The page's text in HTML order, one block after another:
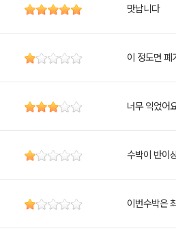
맛납니다
이 정도면 폐
너무 익었어
수박이 반이
이번수박은